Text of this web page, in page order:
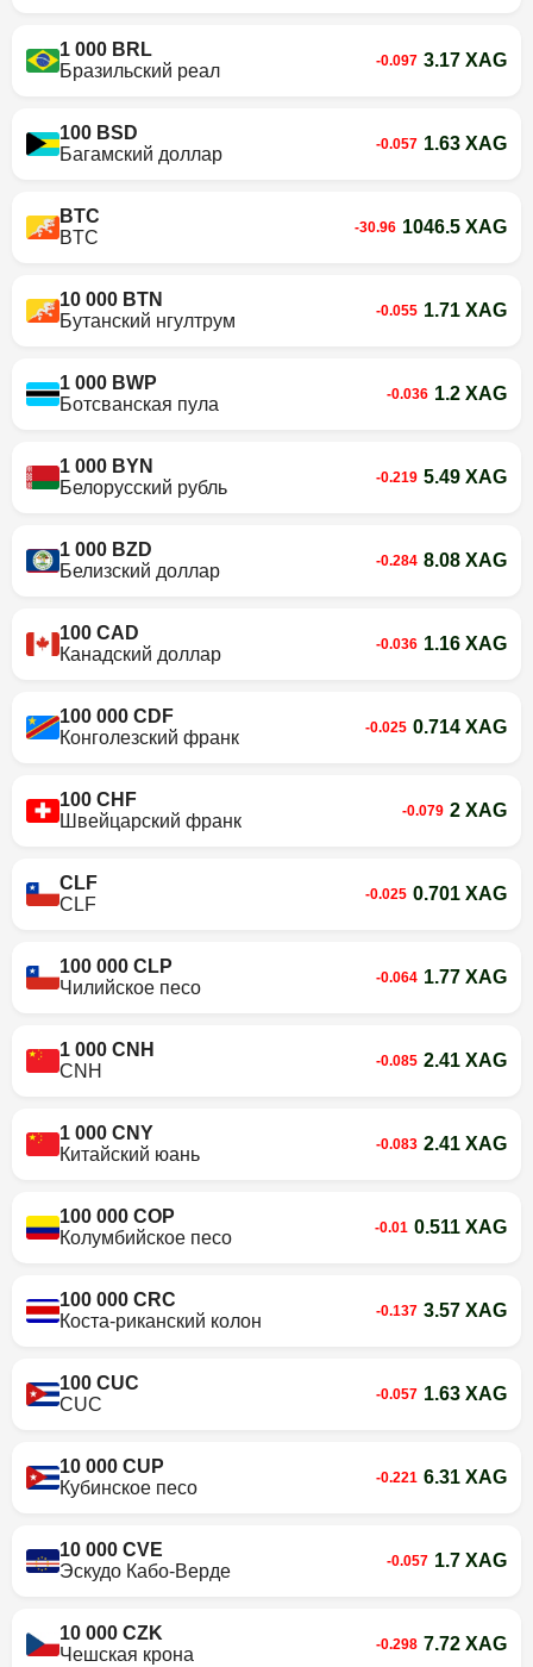
1 000 BRL
Бразильский реал
-0.097 3.17 XAG
100 BSD
Багамский доллар
-0.057 1.63 XAG
BTC
BTC
-30.96 1046.5 XAG
10 000 BTN
Бутанский нгултрум
-0.055 1.71 XAG
1 000 BWP
Ботсванская пула
-0.036 1.2 XAG
1 000 BYN
Белорусский рубль
-0.219 5.49 XAG
1 000 BZD
Белизский доллар
-0.284 8.08 XAG
100 CAD
Канадский доллар
-0.036 1.16 XAG
100 000 CDF
Конголезский франк
-0.025 0.714 XAG
100 CHF
Швейцарский франк
-0.079 2 XAG
CLF
CLF
-0.025 0.701 XAG
100 000 CLP
Чилийское песо
-0.064 1.77 XAG
1 000 CNH
CNH
-0.085 2.41 XAG
1 000 CNY
Китайский юань
-0.083 2.41 XAG
100 000 COP
Колумбийское песо
-0.01 0.511 XAG
100 000 CRC
Коста-риканский колон
-0.137 3.57 XAG
100 CUC
CUC
-0.057 1.63 XAG
10 000 CUP
Кубинское песо
-0.221 6.31 XAG
10 000 CVE
Эскудо Кабо-Верде
-0.057 1.7 XAG
10 000 CZK
Чешская крона
-0.298 7.72 XAG